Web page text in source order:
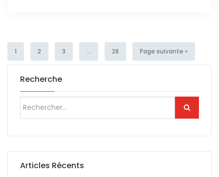
1 2 3 ... 28 Page suivante »
Recherche
Articles Récents